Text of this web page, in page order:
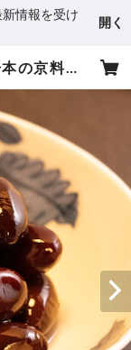
情報を受け
開く
瓶詰め 黒豆（140g） | 嵯峨鳥居本の京料理専門店 鮎の宿つたや